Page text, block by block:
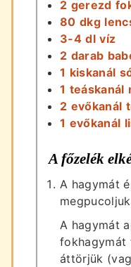
2 gerezd
80 dkg
3-4 dl víz
2 darab
1 kiskanál
1 teáskanál
2 evőkanál
1 evőkanál
A főzelék
A hagymát
A hagymát
fokhagymát
áttörjük